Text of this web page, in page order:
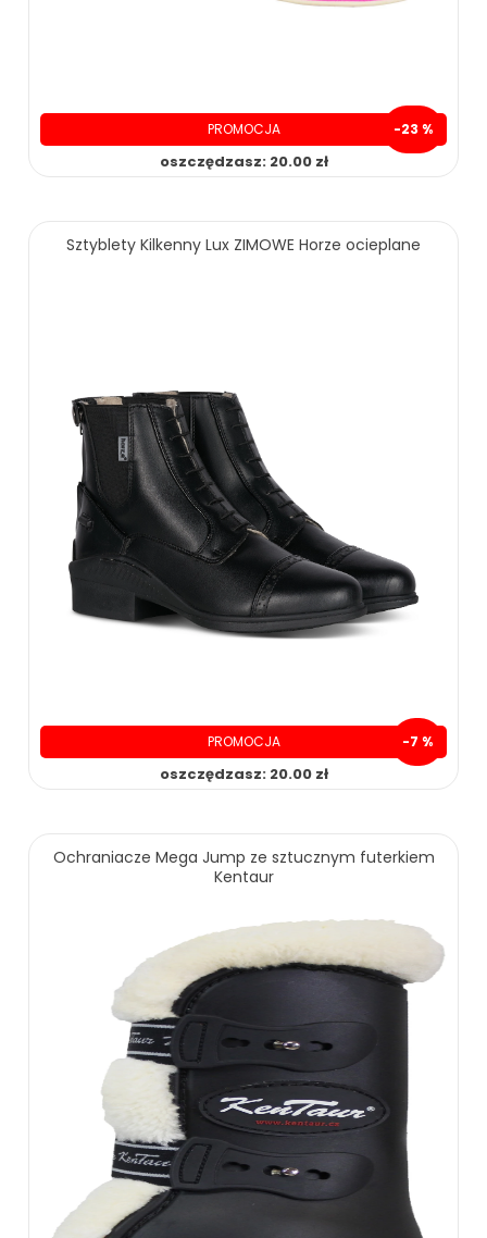
159.00 zł 189.00 zł
ZOBACZ WIĘCEJ
PROMOCJA -23 %
oszczędzasz: 20.00 zł
Sztyblety Kilkenny Lux ZIMOWE Horze ocieplane
PROMOCJA -7 %
oszczędzasz: 20.00 zł
ZOBACZ WIĘCEJ
Ochraniacze Mega Jump ze sztucznym futerkiem
Kentaur